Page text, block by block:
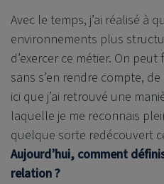
Avec le temps, j’ai réalisé à
environnements plus
d’exercer ce métier. On
sans s’en rendre compte,
ici que j’ai retrouvé une
laquelle je me reconnais
quelque sorte redécouvert
Aujourd’hui, comment
relation?